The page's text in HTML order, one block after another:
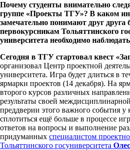
Почему студенты внимательно
группе «Проекты ТГУ»? В каком
замечательно понимают друг друга
первокурсникам Тольяттинского
университета необходимо
Сегодня в ТГУ стартовал квест
организовал Центр проектной
университета. Игра будет длиться в
ярмарки проектов (14 декабря). На
второго курсов различных
результаты своей
преддверии этого важного события у
сплотиться ещё больше в процессе
ответов на вопросы и выполнение
придуманных специалистом
Тольяттинского госуниверситета